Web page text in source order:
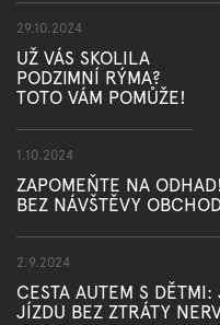
29.10.2024
UŽ VÁS SKOLILA
PODZIMNÍ RÝMA?
TOTO VÁM POMŮŽE!
1.10.2024
ZAPOMEŇTE NA
BEZ NÁVŠTĚVY
2.9.2024
CESTA AUTEM S
JÍZDU BEZ ZTRÁTY